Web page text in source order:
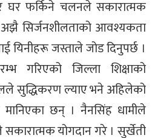
घर फर्किने चलनले सकारात्मक
सिर्जनशीलताको आवश्यकता
यिनीहरू जस्ताले जोड दिनुपर्छ ।
गरिएको जिल्ला शिक्षाको
सुद्धिकरण ल्याए भने अहिलेको
मानिएका छन् । नैनसिंह धामीले
योगदान गरे । सुर्खेती